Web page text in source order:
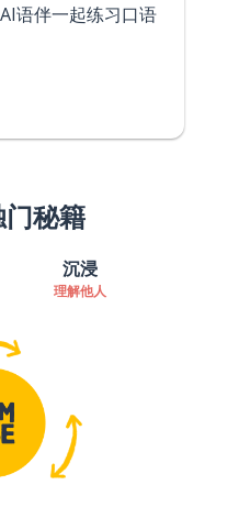
语伴一起练习口语
秘籍
沉浸
理解他人